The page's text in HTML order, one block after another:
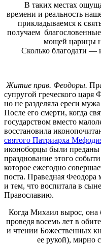
В таких местах
времени и реальность
прикладываемся к
получаем
мощей царицы
Сколько благодати —
Житие прав. Феодоры.
супругой греческого
но не разделяла ереси
После его смерти, когда
государством вместо
восстановила
святого Патриарха
иконоборцы были
празднование этого
которое ежегодно
поста. Праведная Феодора
и тем, что воспитала в
Православию.
Когда Михаил вырос, она
проведя восемь лет в
и чтении Божественных
ее рукой), мирно